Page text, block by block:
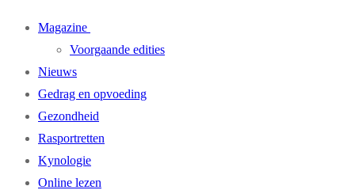
Magazine
Voorgaande edities
Nieuws
Gedrag en opvoeding
Gezondheid
Rasportretten
Kynologie
Online lezen